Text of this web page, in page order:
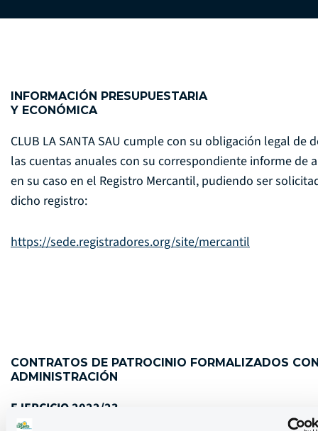
INFORMACIÓN PRESUPUESTARIA
Y ECONÓMICA
CLUB LA SANTA SAU cumple con su obligación legal de
las cuentas anuales con su correspondiente informe de
en su caso en el Registro Mercantil, pudiendo ser
dicho registro:
https://sede.registradores.org/site/mercantil
CONTRATOS DE PATROCINIO FORMALIZADOS
ADMINISTRACIÓN
EJERCICIO 2022/23